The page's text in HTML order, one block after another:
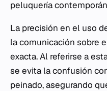
peluquería
La precisión en el uso
la comunicación sobre
exacta. Al referirse a
se evita la confusión
peinado, asegurando